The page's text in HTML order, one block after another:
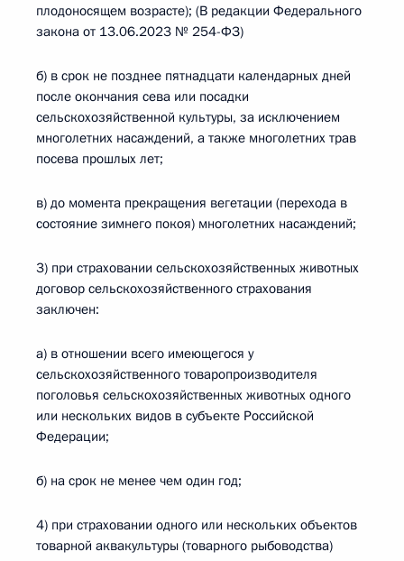
плодоносящем возрасте); (В редакции Федерального
закона от 13.06.2023 № 254-ФЗ)
б) в срок не позднее пятнадцати календарных дней
после окончания сева или посадки
сельскохозяйственной культуры, за исключением
многолетних насаждений, а также многолетних трав
посева прошлых лет;
в) до момента прекращения вегетации (перехода в
состояние зимнего покоя) многолетних насаждений;
3) при страховании сельскохозяйственных животных
договор сельскохозяйственного страхования
заключен:
а) в отношении всего имеющегося у
сельскохозяйственного товаропроизводителя
поголовья сельскохозяйственных животных одного
или нескольких видов в субъекте Российской
Федерации;
б) на срок не менее чем один год;
4) при страховании одного или нескольких объектов
товарной аквакультуры (товарного рыбоводства)